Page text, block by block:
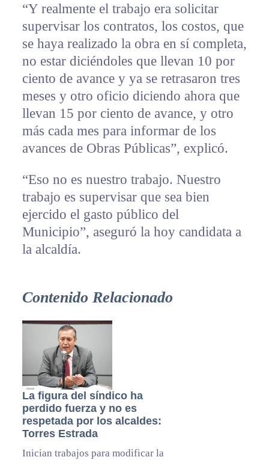
“Y realmente el trabajo era solicitar
supervisar los contratos, los costos, que
se haya realizado la obra en sí completa,
no estar diciéndoles que llevan 10 por
ciento de avance y ya se retrasaron tres
meses y otro oficio diciendo ahora que
llevan 15 por ciento de avance, y otro
más cada mes para informar de los
avances de Obras Públicas”, explicó.
“Eso no es nuestro trabajo. Nuestro
trabajo es supervisar que sea bien
ejercido el gasto público del
Municipio”, aseguró la hoy candidata a
la alcaldía.
Contenido Relacionado
La figura del síndico ha
perdido fuerza y no es
respetada por los alcaldes:
Torres Estrada
Inician trabajos para modificar la